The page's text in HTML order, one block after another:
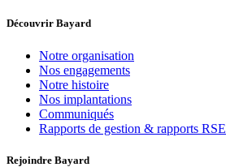
Découvrir Bayard
Notre organisation
Nos engagements
Notre histoire
Nos implantations
Communiqués
Rapports de gestion & rapports RSE
Rejoindre Bayard